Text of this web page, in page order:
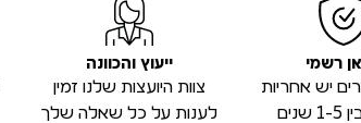
רשמי
יש אחריות
ייעוץ והכוונה
צוות היועצות שלנו זמין
לענות על כל שאלה שלך